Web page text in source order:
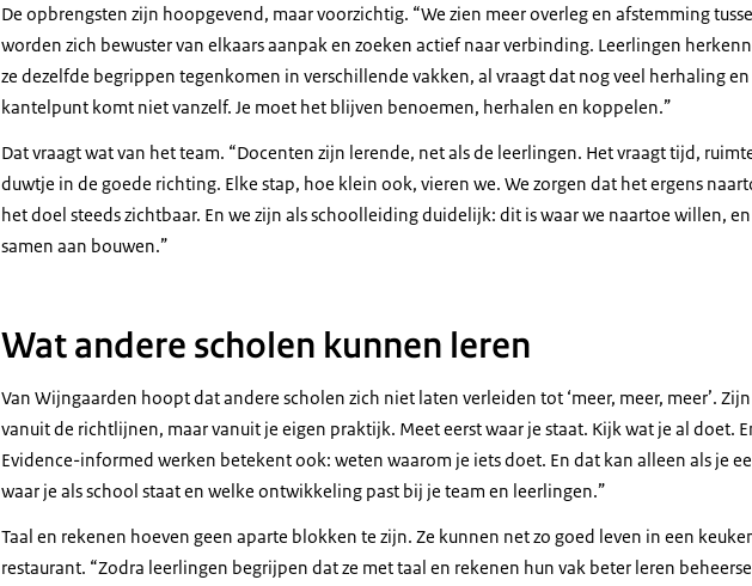
De opbrengsten zijn hoopgevend, maar voorzichtig. “We zien meer overleg en afstemming
worden zich bewuster van elkaars aanpak en zoeken actief naar verbinding. Leerlingen
ze dezelfde begrippen tegenkomen in verschillende vakken, al vraagt dat nog veel herhaling
kantelpunt komt niet vanzelf. Je moet het blijven benoemen, herhalen en koppelen.”
Dat vraagt wat van het team. “Docenten zijn lerende, net als de leerlingen. Het vraagt tijd,
duwtje in de goede richting. Elke stap, hoe klein ook, vieren we. We zorgen dat het ergens
het doel steeds zichtbaar. En we zijn als schoolleiding duidelijk: dit is waar we naartoe willen,
samen aan bouwen.”
Wat andere scholen kunnen leren
Van Wijngaarden hoopt dat andere scholen zich niet laten verleiden tot ‘meer, meer, meer’.
vanuit de richtlijnen, maar vanuit je eigen praktijk. Meet eerst waar je staat. Kijk wat je al doet.
Evidence-informed werken betekent ook: weten waarom je iets doet. En dat kan alleen als je
waar je als school staat en welke ontwikkeling past bij je team en leerlingen.”
Taal en rekenen hoeven geen aparte blokken te zijn. Ze kunnen net zo goed leven in een
restaurant. “Zodra leerlingen begrijpen dat ze met taal en rekenen hun vak beter leren